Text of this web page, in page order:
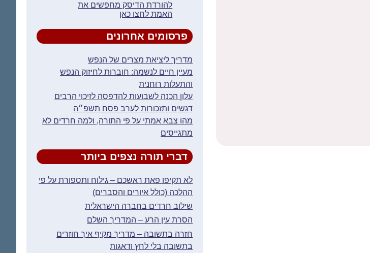
להורדת הדיסק מחפשים את
האמת לחצו כאן
פרסומים אחרונים
מדריך ליציאת מצרים של הנפש
מעיין חיים לנשמה: חוברות לחיזוק הנפש
והתעלות רוחנית
עלון הכנה לשבועות להדפסה לזיכוי הרבים
דגשים ותזכורות לערב פסח תשפ״ה
מהו צבא אמתי על פי התורה, ולמה חרדים לא
מתגייסים
דברי תורה נצפים ביותר
לא תקיפו פאת ראשכם – גילוח ותספורת על פי
ההלכה (כולל איורים והסברים)
שילוב חרדים בחברה הישראלית
הסרת עין הרע – המדריך השלם
חזרה בתשובה – מדריך מקיף איך חוזרים
בתשובה בלי לחץ ודאגות